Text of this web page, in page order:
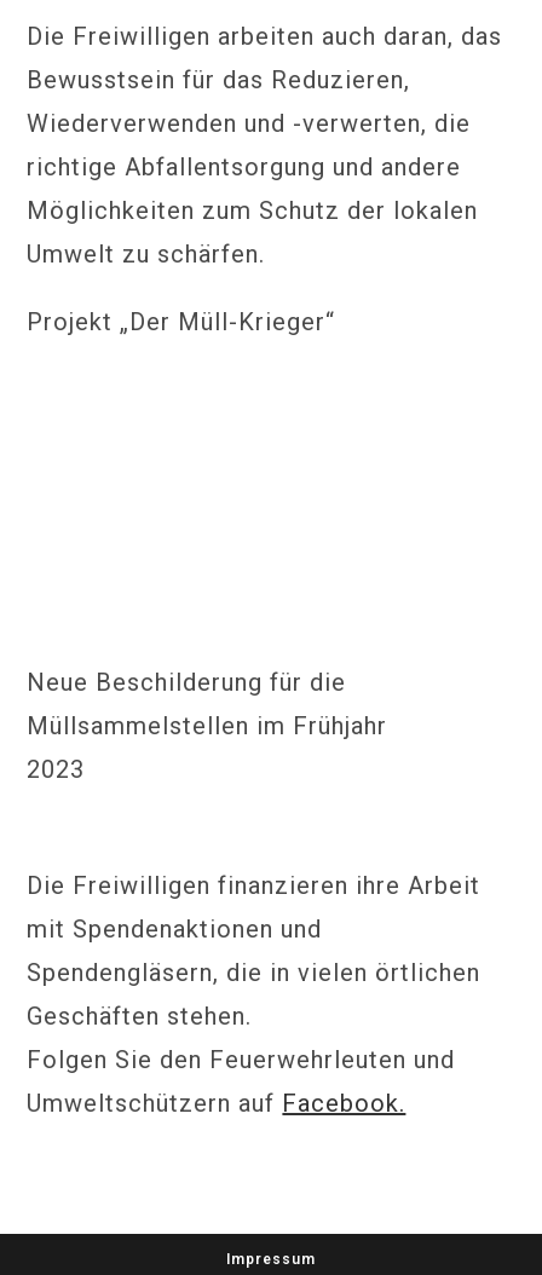
Die Freiwilligen arbeiten auch daran, das
Bewusstsein für das Reduzieren,
Wiederverwenden und -verwerten, die
richtige Abfallentsorgung und andere
Möglichkeiten zum Schutz der lokalen
Umwelt zu schärfen.
Projekt „Der Müll-Krieger“
Neue Beschilderung für die
Müllsammelstellen im Frühjahr
2023
Die Freiwilligen finanzieren ihre Arbeit
mit Spendenaktionen und
Spendengläsern, die in vielen örtlichen
Geschäften stehen.
Folgen Sie den Feuerwehrleuten und
Umweltschützern auf Facebook.
Impressum